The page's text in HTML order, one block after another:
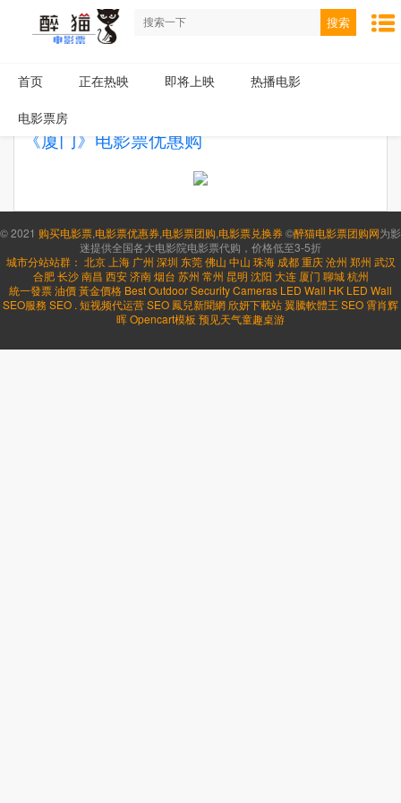
搜索
首页 正在热映 即将上映 热播电影
电影票房
《厦门》电影票优惠购
© 2021 购买电影票 电影票优惠券 电影票团购 电影票兑换券©醉猫电影票团购网为影
迷提供全国各大电影院电影票代购，价格低至3-5折
城市分站站群： 北京 上海 广州 深圳 东莞 佛山 中山 珠海 成都 重庆 沧州 郑州 武汉
合肥 长沙 南昌 西安 济南 烟台 苏州 常州 昆明 沈阳 大连 厦门 聊城 杭州
統一發票油價黃金價格 Best Outdoor Security Cameras LED Wall HK LED Wall
SEO服務 SEO . 短视频代运营SEO 鳳兒新聞網 欣妍下載站翼騰軟體王 SEO 霄肖辉
晖Opencart模板 预见天气童趣桌游